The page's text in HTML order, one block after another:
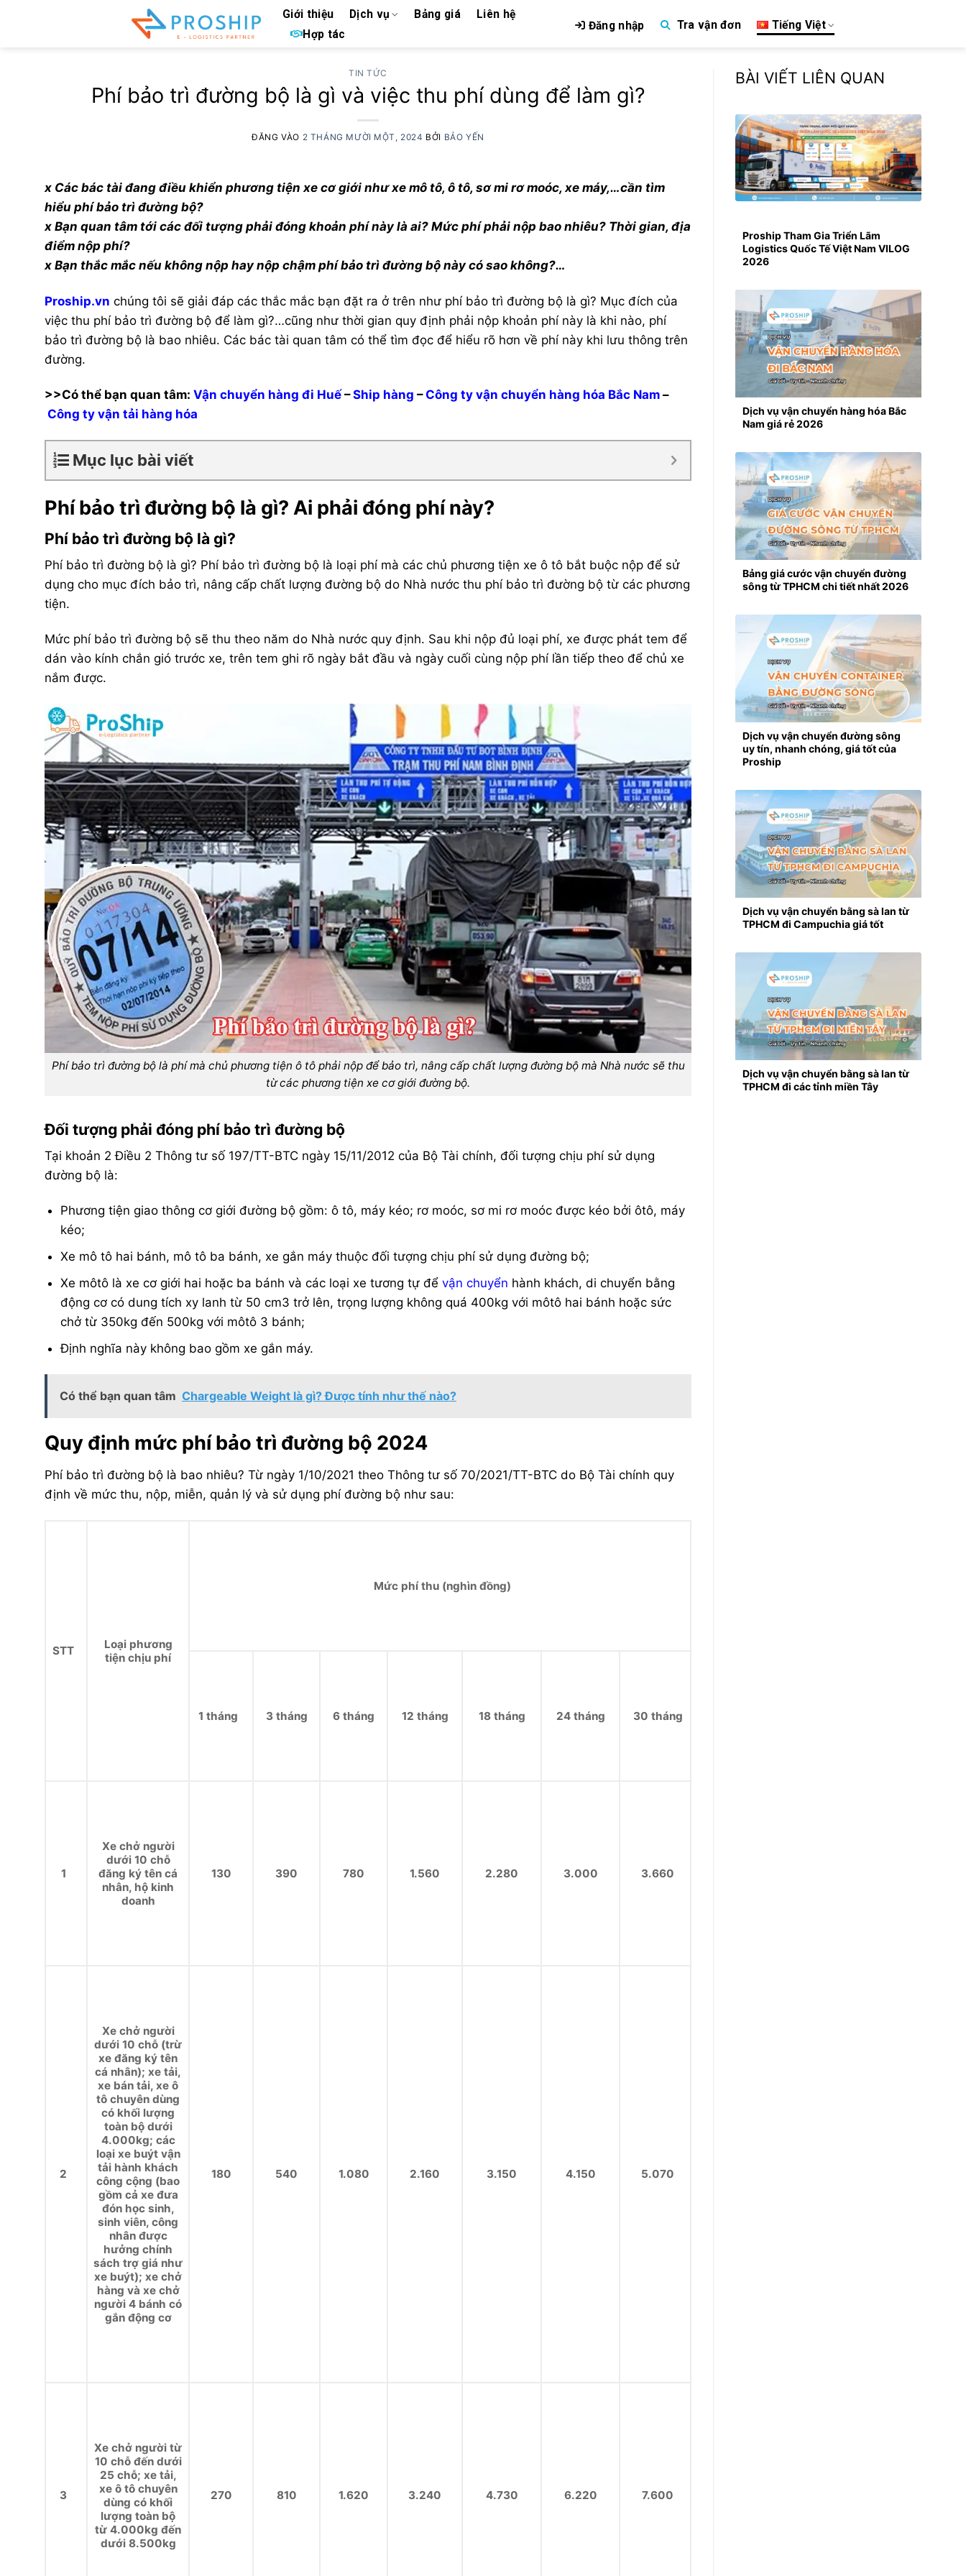
Giới thiệu Dịch vụ Bảng giá
Liên hệ
Hợp tác
Đăng nhập Tra vận đơn Tiếng Việt
TIN TỨC
Phí bảo trì đường bộ là gì và việc thu phí dùng để làm gì?
ĐĂNG VÀO 2 THÁNG MƯỜI MỘT, 2024 BỞI BẢO YẾN
x Các bác tài đang điều khiển phương tiện xe cơ giới như xe mô tô, ô tô, sơ mi rơ moóc, xe máy,…cần tìm
hiểu phí bảo trì đường bộ?
x Bạn quan tâm tới các đối tượng phải đóng khoản phí này là ai? Mức phí phải nộp bao nhiêu? Thời gian, địa
điểm nộp phí?
x Bạn thắc mắc nếu không nộp hay nộp chậm phí bảo trì đường bộ này có sao không?…
Proship.vn chúng tôi sẽ giải đáp các thắc mắc bạn đặt ra ở trên như phí bảo trì đường bộ là gì? Mục đích của
việc thu phí bảo trì đường bộ để làm gì?…cũng như thời gian quy định phải nộp khoản phí này là khi nào, phí
bảo trì đường bộ là bao nhiêu. Các bác tài quan tâm có thể tìm đọc để hiểu rõ hơn về phí này khi lưu thông trên
đường.
>>Có thể bạn quan tâm: Vận chuyển hàng đi Huế–Ship hàng –Công ty vận chuyển hàng hóa Bắc Nam –
Công ty vận tải hàng hóa
Mục lục bài viết
Phí bảo trì đường bộ là gì? Ai phải đóng phí này?
Phí bảo trì đường bộ là gì?
Phí bảo trì đường bộ là gì? Phí bảo trì đường bộ là loại phí mà các chủ phương tiện xe ô tô bắt buộc nộp để sử
dụng cho mục đích bảo trì, nâng cấp chất lượng đường bộ do Nhà nước thu phí bảo trì đường bộ từ các phương
tiện.
Mức phí bảo trì đường bộ sẽ thu theo năm do Nhà nước quy định. Sau khi nộp đủ loại phí, xe được phát tem để
dán vào kính chắn gió trước xe, trên tem ghi rõ ngày bắt đầu và ngày cuối cùng nộp phí lần tiếp theo để chủ xe
nắm được.
Phí bảo trì đường bộ là phí mà chủ phương tiện ô tô phải nộp để bảo trì, nâng cấp chất lượng đường bộ mà Nhà nước sẽ thu
từ các phương tiện xe cơ giới đường bộ.
Đối tượng phải đóng phí bảo trì đường bộ
Tại khoản 2 Điều 2 Thông tư số 197/TT-BTC ngày 15/11/2012 của Bộ Tài chính, đối tượng chịu phí sử dụng
đường bộ là:
Phương tiện giao thông cơ giới đường bộ gồm: ô tô, máy kéo; rơ moóc, sơ mi rơ moóc được kéo bởi ôtô, máy
kéo;
Xe mô tô hai bánh, mô tô ba bánh, xe gắn máy thuộc đối tượng chịu phí sử dụng đường bộ;
Xe môtô là xe cơ giới hai hoặc ba bánh và các loại xe tương tự đểvận chuyển hành khách, di chuyển bằng
động cơ có dung tích xy lanh từ 50 cm3 trở lên, trọng lượng không quá 400kg với môtô hai bánh hoặc sức
chở từ 350kg đến 500kg với môtô 3 bánh;
Định nghĩa này không bao gồm xe gắn máy.
Có thể bạn quan tâm Chargeable Weight là gì? Được tính như thế nào?
Quy định mức phí bảo trì đường bộ 2024
Phí bảo trì đường bộ là bao nhiêu? Từ ngày 1/10/2021 theo Thông tư số 70/2021/TT-BTC do Bộ Tài chính quy
định về mức thu, nộp, miễn, quản lý và sử dụng phí đường bộ như sau:
STT
Loại phương
tiện chịu phí
Mức phí thu (nghìn đồng)
1 tháng 3 tháng 6 tháng 12 tháng 18 tháng 24 tháng 30 tháng
1
Xe chở người
dưới 10 chỗ
đăng ký tên cá
nhân, hộ kinh
doanh
130 390 780 1.560 2.280 3.000 3.660
2
Xe chở người
dưới 10 chỗ (trừ
xe đăng ký tên
cá nhân); xe tải,
xe bán tải, xe ô
tô chuyên dùng
có khối lượng
toàn bộ dưới
4.000kg; các
loại xe buýt vận
tải hành khách
công cộng (bao
gồm cả xe đưa
đón học sinh,
sinh viên, công
nhân được
hưởng chính
sách trợ giá như
xe buýt); xe chở
hàng và xe chở
người 4 bánh có
gắn động cơ
180 540 1.080 2.160 3.150 4.150 5.070
3
Xe chở người từ
10 chỗ đến dưới
25 chỗ; xe tải,
xe ô tô chuyên
dùng có khối
lượng toàn bộ
từ 4.000kg đến
dưới 8.500kg
270 810 1.620 3.240 4.730 6.220 7.600
BÀI VIẾT LIÊN QUAN
Proship Tham Gia Triển Lãm
Logistics Quốc Tế Việt Nam VILOG
2026
Dịch vụ vận chuyển hàng hóa Bắc
Nam giá rẻ 2026
Bảng giá cước vận chuyển đường
sông từ TPHCM chi tiết nhất 2026
Dịch vụ vận chuyển đường sông
uy tín, nhanh chóng, giá tốt của
Proship
Dịch vụ vận chuyển bằng sà lan từ
TPHCM đi Campuchia giá tốt
Dịch vụ vận chuyển bằng sà lan từ
TPHCM đi các tỉnh miền Tây